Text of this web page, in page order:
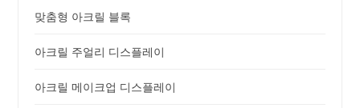
맞춤형 아크릴 블록
아크릴 주얼리 디스플레이
아크릴 메이크업 디스플레이